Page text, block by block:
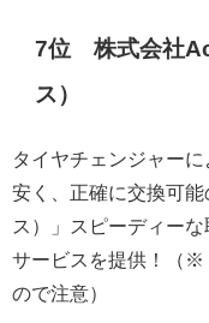
7位 株式会社
ス）
タイヤチェンジャー
安く、正確に交換可
ス）」スピーディー
サービスを提供！（※
ので注意）